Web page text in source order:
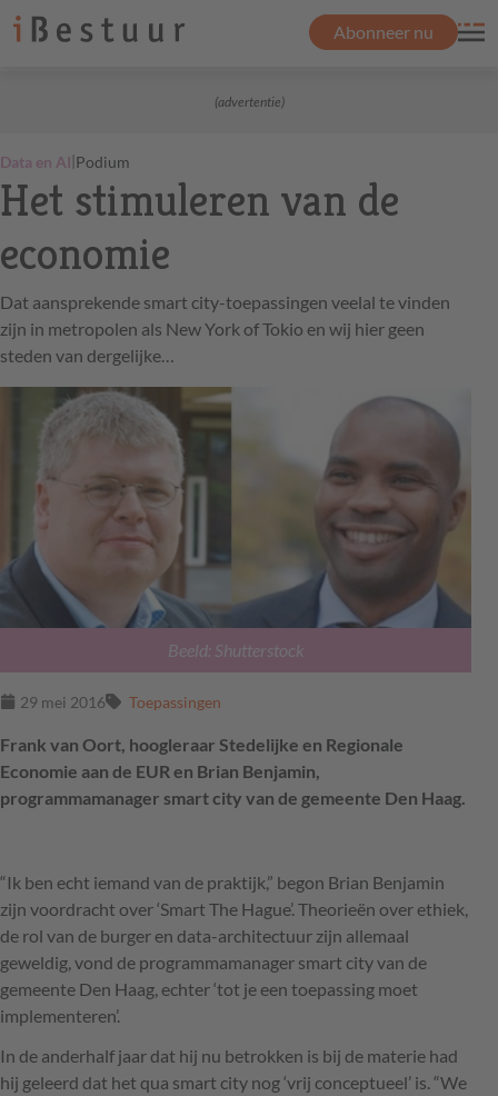
Abonneer nu
(advertentie)
Data en AI|Podium
Het stimuleren van de
economie
Dat aansprekende smart city-toepassingen veelal te vinden
zijn in metropolen als New York of Tokio en wij hier geen
steden van dergelijke…
Beeld: Shutterstock
29 mei 2016 Toepassingen
Frank van Oort, hoogleraar Stedelijke en Regionale
Economie aan de EUR en Brian Benjamin,
programmamanager smart city van de gemeente Den Haag.
“Ik ben echt iemand van de praktijk,” begon Brian Benjamin
zijn voordracht over ‘Smart The Hague’. Theorieën over ethiek,
de rol van de burger en data-architectuur zijn allemaal
geweldig, vond de programmamanager smart city van de
gemeente Den Haag, echter ‘tot je een toepassing moet
implementeren’.
In de anderhalf jaar dat hij nu betrokken is bij de materie had
hij geleerd dat het qua smart city nog ‘vrij conceptueel’ is. “We